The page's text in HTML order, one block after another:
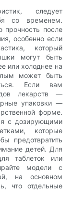
следует
со временем.
после
особенно если
который
могут быть
или холоднее на
может быть
Если вам
лекарств —
упаковки —
форме.
с дозирующими
которые
предотвратить
детей. Для
таблеток или
модели с
на основном
что отдельные